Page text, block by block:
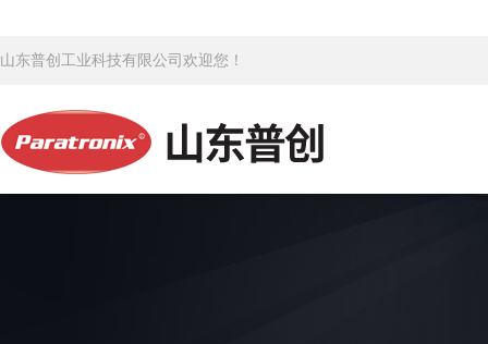
山东普创工业科技有限公司欢迎您！